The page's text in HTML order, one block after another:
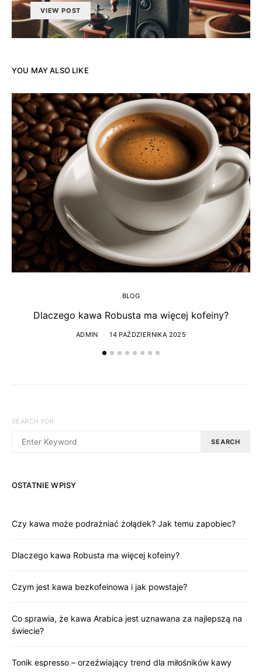
VIEW POST
YOU MAY ALSO LIKE
BLOG
Dlaczego kawa Robusta ma więcej kofeiny?
ADMIN 14 PAŹDZIERNIKA 2025
SEARCH FOR:
SEARCH
OSTATNIE WPISY
Czy kawa może podrażniać żołądek? Jak temu zapobiec?
Dlaczego kawa Robusta ma więcej kofeiny?
Czym jest kawa bezkofeinowa i jak powstaje?
Co sprawia, że kawa Arabica jest uznawana za najlepszą na
świecie?
Tonik espresso – orzeźwiający trend dla miłośników kawy